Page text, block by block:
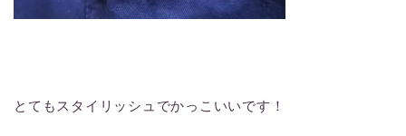
とてもスタイリッシュでかっこいいです！